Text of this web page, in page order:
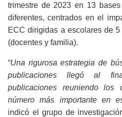
trimestre de 2023 en 13
diferentes, centrados en el
ECC dirigidas a escolares de
(docentes y familia).
“Una rigurosa estrategia de
publicaciones llegó al
publicaciones reuniendo los
número más importante en
indicó el grupo de